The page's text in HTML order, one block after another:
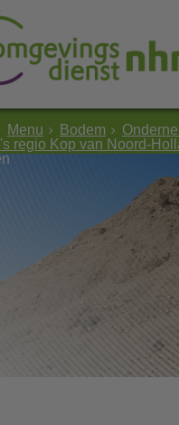
Menu Bodem
regio Kop van Noord-